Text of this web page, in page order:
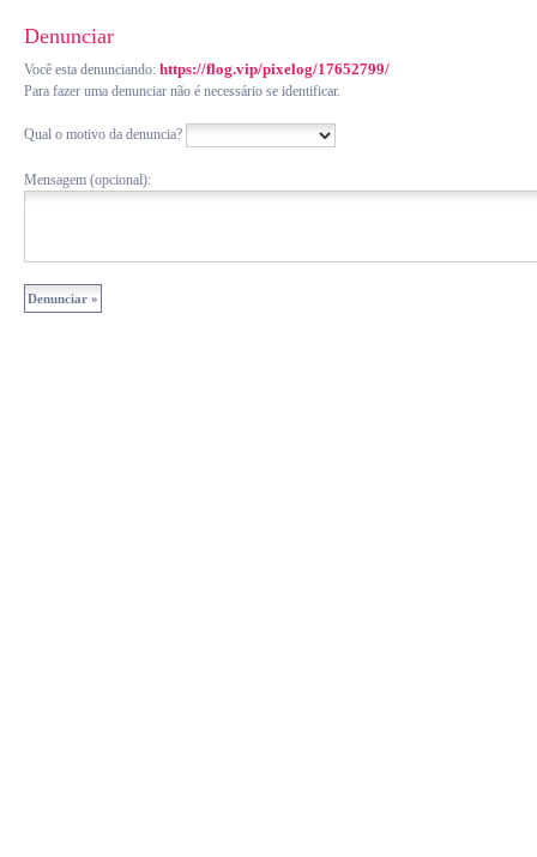
Denunciar
Você esta denunciando: https://flog.vip/pixelog/17652799/
Para fazer uma denunciar não é necessário se identificar.
Qual o motivo da denuncia?
Mensagem (opcional):